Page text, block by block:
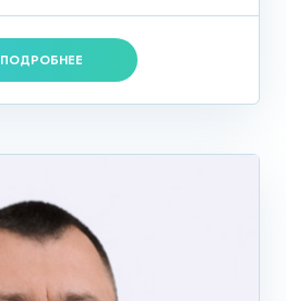
ПОДРОБНЕЕ